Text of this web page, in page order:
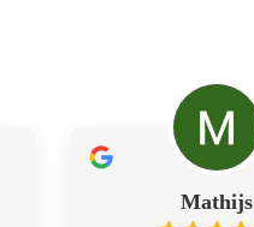
Mathijs